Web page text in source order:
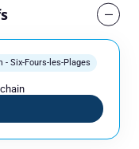
- Six-Fours-les-Plages